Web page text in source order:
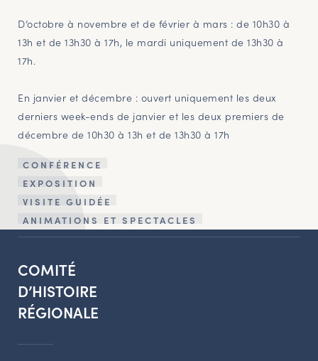
D’octobre à novembre et de février à mars : de 10h30 à
13h et de 13h30 à 17h, le mardi uniquement de 13h30 à
17h.
En janvier et décembre : ouvert uniquement les deux
derniers week-ends de janvier et les deux premiers de
décembre de 10h30 à 13h et de 13h30 à 17h
CONFÉRENCE
EXPOSITION
VISITE GUIDÉE
ANIMATIONS ET SPECTACLES
COMITÉ
D’HISTOIRE
RÉGIONALE